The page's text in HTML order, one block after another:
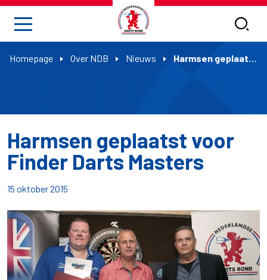
Homepage Over NDB Nieuws Harmsen geplaatst voor Finder Darts Masters
Harmsen geplaatst voor
Finder Darts Masters
15 oktober 2015